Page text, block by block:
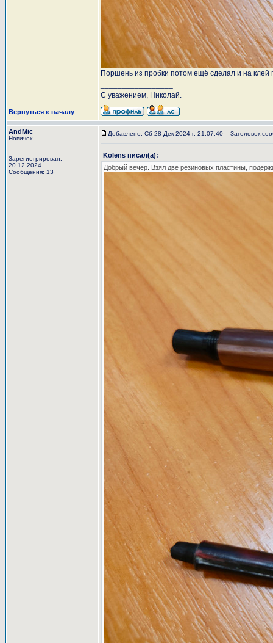
Поршень из пробки потом ещё сделал и на клей
С уважением, Николай.
Вернуться к началу
AndMic
Новичок
Зарегистрирован:
20.12.2024
Сообщения: 13
Добавлено: Сб 28 Дек 2024 г. 21:07:40 Заголовок
Kolens писал(а):
Добрый вечер. Взял две резиновых пластины,